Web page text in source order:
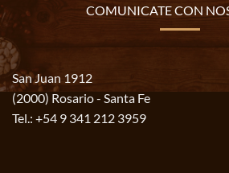
COMUNICATE CON
San Juan 1912
(2000) Rosario - Santa Fe
Tel.: +54 9 341 212 3959